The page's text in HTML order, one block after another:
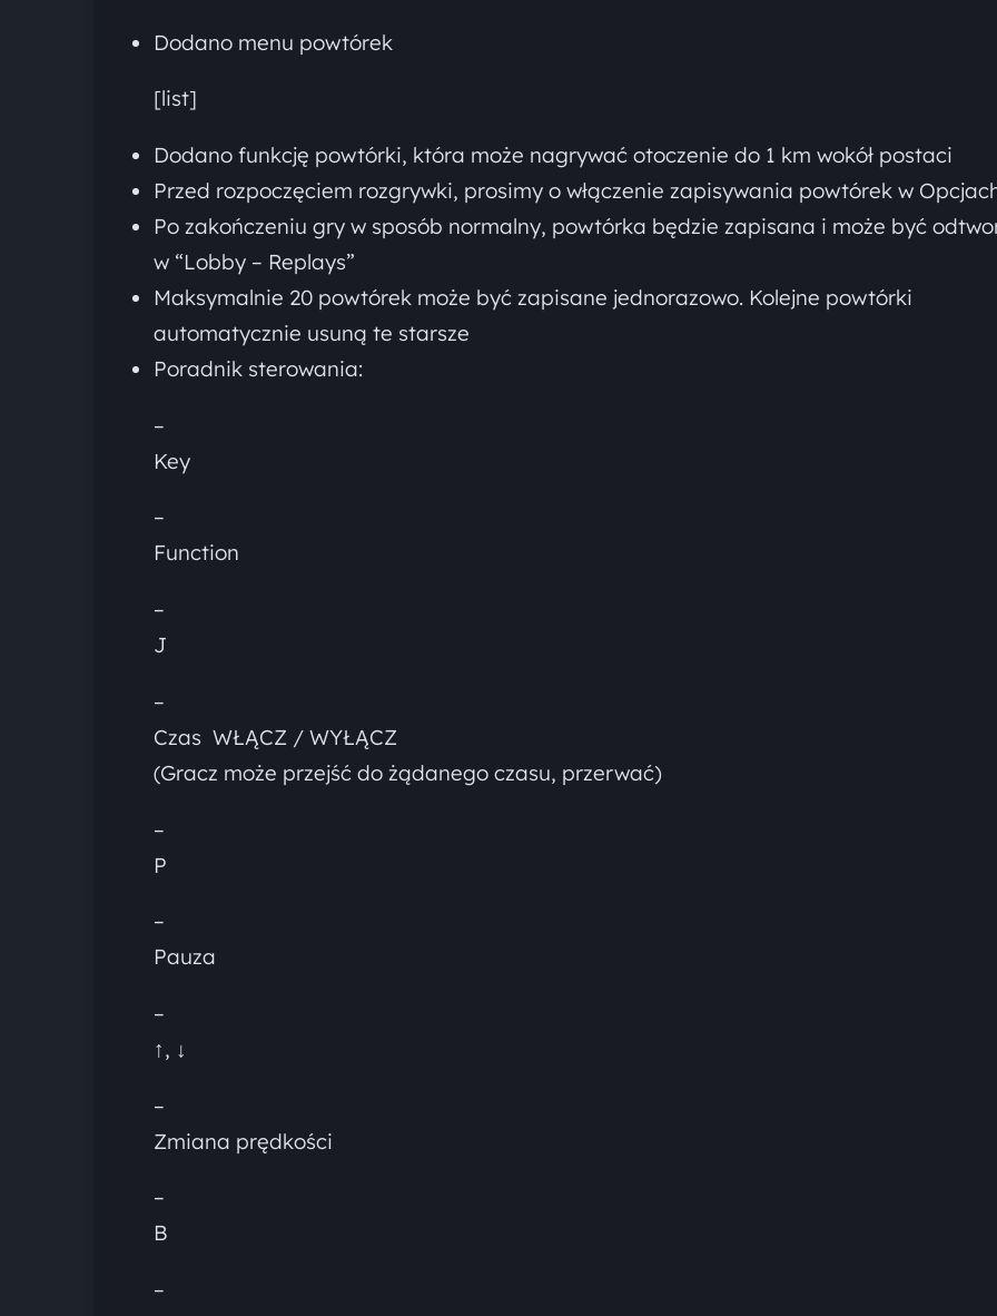
Dodano menu powtórek
[list]
Dodano funkcję powtórki, która może nagrywać otoczenie do 1 km wokół postaci
Przed rozpoczęciem rozgrywki, prosimy o włączenie zapisywania powtórek w
Po zakończeniu gry w sposób normalny, powtórka będzie zapisana i może być
w “Lobby – Replays”
Maksymalnie 20 powtórek może być zapisane jednorazowo. Kolejne powtórki
automatycznie usuną te starsze
Poradnik sterowania:
–
Key
–
Function
–
J
–
Czas WŁĄCZ / WYŁĄCZ
(Gracz może przejść do żądanego czasu, przerwać)
–
P
–
Pauza
–
↑, ↓
–
Zmiana prędkości
–
B
–